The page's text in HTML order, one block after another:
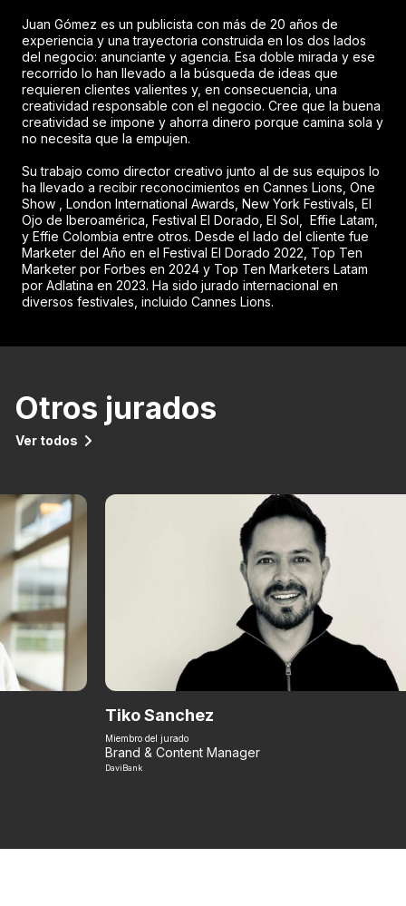
Juan Gómez es un publicista con más de 20 años de
experiencia y una trayectoria construida en los dos lados
del negocio: anunciante y agencia. Esa doble mirada y ese
recorrido lo han llevado a la búsqueda de ideas que
requieren clientes valientes y, en consecuencia, una
creatividad responsable con el negocio. Cree que la buena
creatividad se impone y ahorra dinero porque camina sola y
no necesita que la empujen.
Su trabajo como director creativo junto al de sus equipos lo
ha llevado a recibir reconocimientos en Cannes Lions, One
Show , London International Awards, New York Festivals, El
Ojo de Iberoamérica, Festival El Dorado, El Sol, Effie Latam,
y Effie Colombia entre otros. Desde el lado del cliente fue
Marketer del Año en el Festival El Dorado 2022, Top Ten
Marketer por Forbes en 2024 y Top Ten Marketers Latam
por Adlatina en 2023. Ha sido jurado internacional en
diversos festivales, incluido Cannes Lions.
Otros jurados
Ver todos
Tiko Sanchez
Miembro del jurado
Brand & Content Manager
DaviBank